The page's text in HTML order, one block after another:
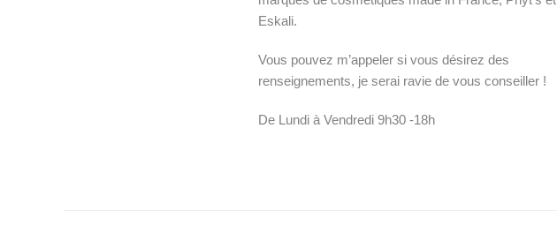
Eskali.
Vous pouvez m’appeler si vous désirez des
renseignements, je serai ravie de vous conseiller !
De Lundi à Vendredi 9h30 -18h